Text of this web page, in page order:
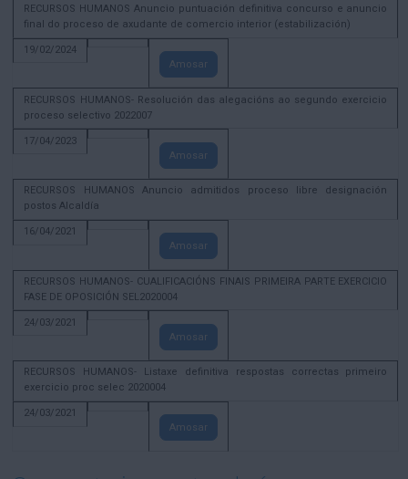
RECURSOS HUMANOS Anuncio puntuación definitiva concurso e anuncio
final do proceso de axudante de comercio interior (estabilización)
19/02/2024
Amosar
RECURSOS HUMANOS- Resolución das alegacións ao segundo exercicio
proceso selectivo 2022007
17/04/2023
Amosar
RECURSOS HUMANOS Anuncio admitidos proceso libre designación
postos Alcaldía
16/04/2021
Amosar
RECURSOS HUMANOS- CUALIFICACIÓNS FINAIS PRIMEIRA PARTE EXERCICIO
FASE DE OPOSICIÓN SEL2020004
24/03/2021
Amosar
RECURSOS HUMANOS- Listaxe definitiva respostas correctas primeiro
exercicio proc selec 2020004
24/03/2021
Amosar